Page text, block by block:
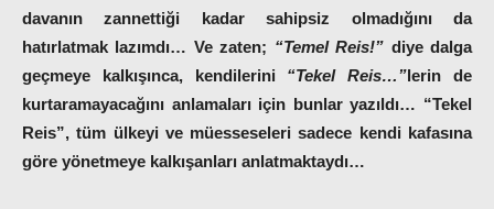
davanın zannettiği kadar sahipsiz olmadığını da
hatırlatmak lazımdı… Ve zaten; “Temel Reis!” diye dalga
geçmeye kalkışınca, kendilerini “Tekel Reis…”lerin de
kurtaramayacağını anlamaları için bunlar yazıldı… “Tekel
Reis”, tüm ülkeyi ve müesseseleri sadece kendi kafasına
göre yönetmeye kalkışanları anlatmaktaydı…